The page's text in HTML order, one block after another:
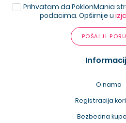
Prihvatam da PoklonMania
podacima. Opširnije u
POŠALJI
O nama
Registracija
Bezbedna